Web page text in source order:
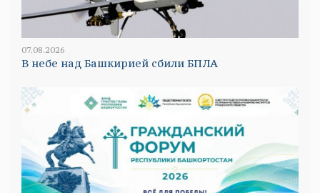
07.08.2026
В небе над Башкирией сбили БПЛА